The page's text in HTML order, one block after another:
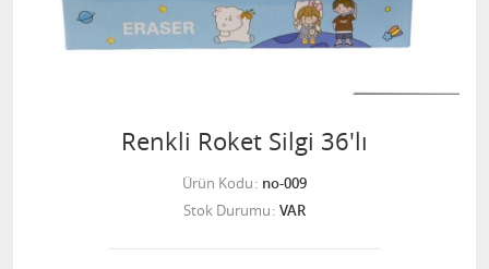
Renkli Roket Silgi 36'lı
Ürün Kodu no-009
Stok Durumu VAR